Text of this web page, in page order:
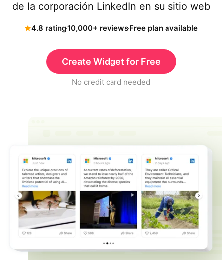
de la corporación LinkedIn en su sitio web
4.8 rating10,000+ reviewsFree plan available
Create Widget for Free
No credit card needed